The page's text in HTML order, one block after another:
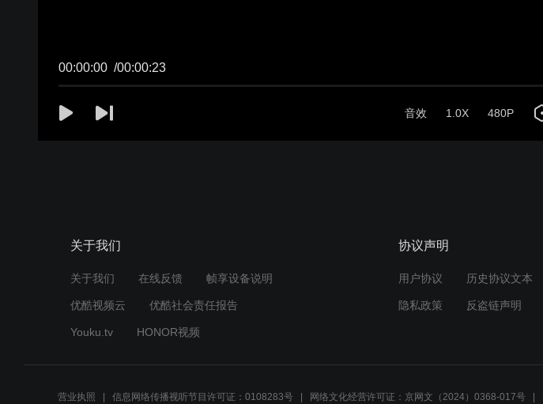
关于我们
关于我们 在线反馈 帧享设备说明
优酷视频云 优酷社会责任报告
Youku.tv HONOR视频
协议声明
用户协议 历史协议文本
隐私政策 反盗链声明
营业执照 信息网络传播视听节目许可证：0108283号 网络文化经营许可证：京网文（2024）0368-017号